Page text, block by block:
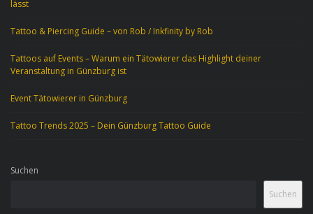
lässt
Tattoo & Piercing Guide – von Rob / Inkfinity by Rob
Tattoos auf Events – Warum ein Tätowierer das Highlight deiner
Veranstaltung in Günzburg ist
Event Tätowierer in Günzburg
Tattoo Trends 2025 – Dein Günzburg Tattoo Guide
Suchen
Suchen